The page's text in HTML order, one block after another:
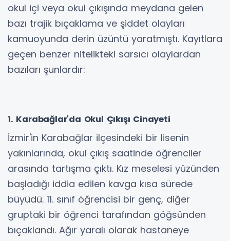
okul içi veya okul çıkışında meydana gelen
bazı trajik bıçaklama ve şiddet olayları
kamuoyunda derin üzüntü yaratmıştı. Kayıtlara
geçen benzer nitelikteki sarsıcı olaylardan
bazıları şunlardır:
1. Karabağlar'da Okul Çıkışı Cinayeti
İzmir'in Karabağlar ilçesindeki bir lisenin
yakınlarında, okul çıkış saatinde öğrenciler
arasında tartışma çıktı. Kız meselesi yüzünden
başladığı iddia edilen kavga kısa sürede
büyüdü. 11. sınıf öğrencisi bir genç, diğer
gruptaki bir öğrenci tarafından göğsünden
bıçaklandı. Ağır yaralı olarak hastaneye